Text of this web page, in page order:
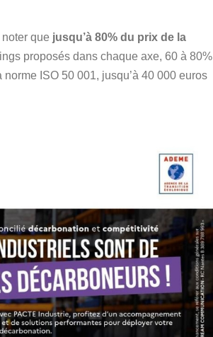
noter que jusqu’à 80% du prix de la
proposés dans chaque axe, 60 à 80%
ISO 50 001, jusqu’à 40 000 euros